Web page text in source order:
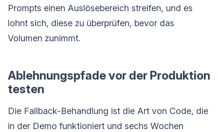
Prompts einen Auslösebereich streifen, und es
lohnt sich, diese zu überprüfen, bevor das
Volumen zunimmt.
Ablehnungspfade vor der Produktion
testen
Die Fallback-Behandlung ist die Art von Code, die
in der Demo funktioniert und sechs Wochen